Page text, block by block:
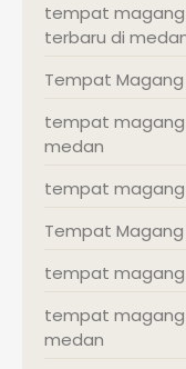
tempat magang
terbaru di
Tempat Magang
tempat
medan
tempat
Tempat
tempat magang
tempat magang
medan